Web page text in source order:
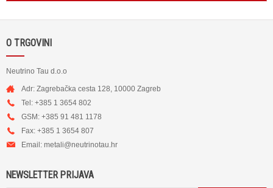
O TRGOVINI
Neutrino Tau d.o.o
Adr: Zagrebačka cesta 128, 10000 Zagreb
Tel: +385 1 3654 802
GSM: +385 91 481 1178
Fax: +385 1 3654 807
Email: metali@neutrinotau.hr
NEWSLETTER PRIJAVA